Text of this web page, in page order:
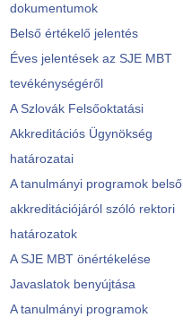
dokumentumok
Belső értékelő jelentés
Éves jelentések az SJE MBT
tevékénységéről
A Szlovák Felsőoktatási
Akkreditációs Ügynökség
határozatai
A tanulmányi programok belső
akkreditációjáról szóló rektori
határozatok
A SJE MBT önértékelése
Javaslatok benyújtása
A tanulmányi programok